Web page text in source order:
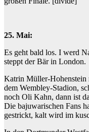
25. Mai:
Es geht bald los. I werd
steppt der Bär in London.
Katrin Müller-Hohenstein
dem Wembley-Stadion,
noch Oli Kahn, dann ist
Die bajuwarischen Fans
gestrickt, kalt wird im